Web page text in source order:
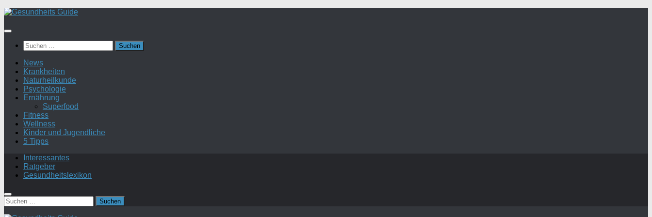
Suchen
nach:
News
Krankheiten
Naturheilkunde
Psychologie
Ernährung
Superfood
Fitness
Wellness
Kinder und Jugendliche
5 Tipps
Interessantes
Ratgeber
Gesundheitslexikon
Suchen
nach: